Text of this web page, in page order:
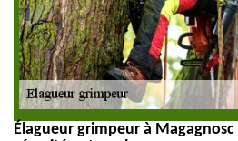
Élagueur grimpeur à